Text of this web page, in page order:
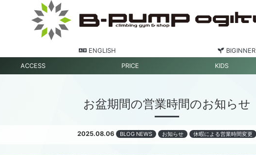
ENGLISH BIGINNER
ACCESS PRICE KIDS
お盆期間の営業時間のお知らせ
2025.08.06 BLOG NEWS お知らせ 休暇による営業時間変更